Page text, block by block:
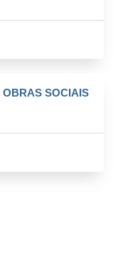
OBRAS SOCIAIS